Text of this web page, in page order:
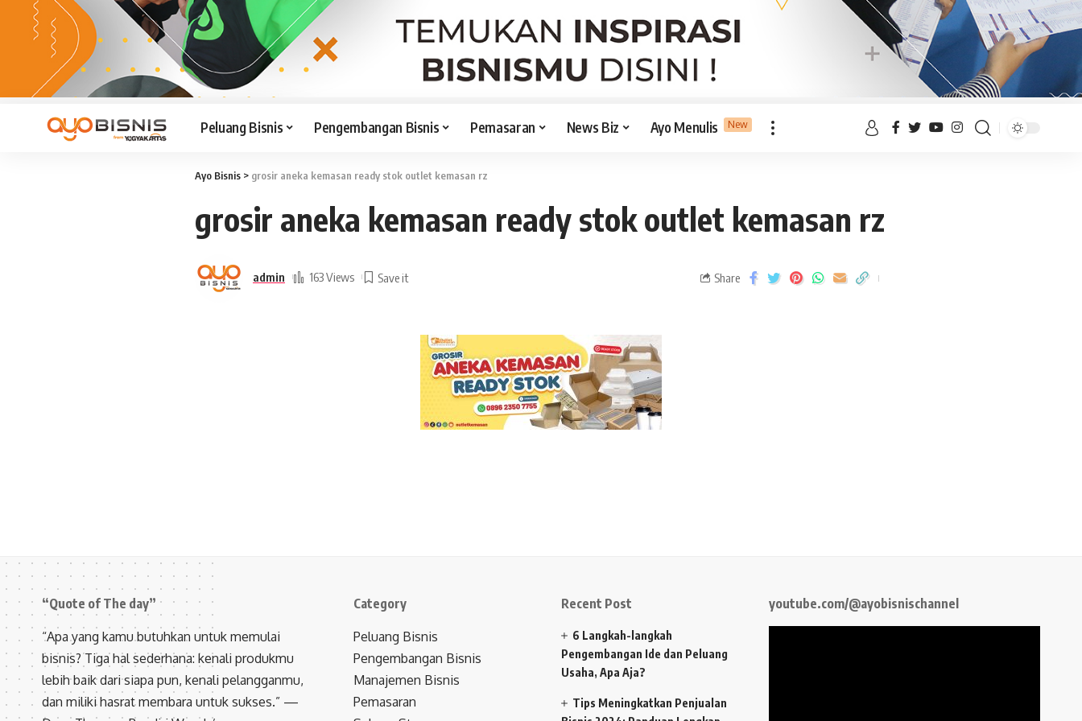
Peluang Bisnis Pengembangan Bisnis Pemasaran News Biz Ayo Menulis New
Ayo Bisnis > grosir aneka kemasan ready stok outlet kemasan rz
grosir aneka kemasan ready stok outlet kemasan rz
admin 163 Views Share
“Quote of The day”
“Apa yang kamu butuhkan untuk memulai
bisnis? Tiga hal sederhana: kenali produkmu
lebih baik dari siapa pun, kenali pelangganmu,
dan miliki hasrat membara untuk sukses.” —
Category
Peluang Bisnis
Pengembangan Bisnis
Manajemen Bisnis
Pemasaran
Recent Post
6 Langkah-langkah
Pengembangan Ide dan Peluang
Usaha, Apa Aja?
Tips Meningkatkan Penjualan
youtube.com/@ayobisnischannel